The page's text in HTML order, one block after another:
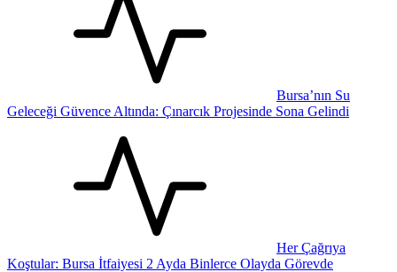
Bursa’nın Su
Geleceği Güvence Altında: Çınarcık Projesinde Sona Gelindi
Her Çağrıya
Koştular: Bursa İtfaiyesi 2 Ayda Binlerce Olayda Görevde